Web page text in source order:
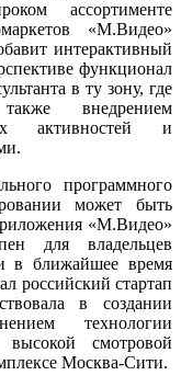
ассортименте
«М.Видео»
интерактивный
функционал
в ту зону, где
внедрением
активностей и
программного
может быть
«М.Видео»
для владельцев
в ближайшее время
российский стартап
в создании
технологии
смотровой
Москва-Сити.